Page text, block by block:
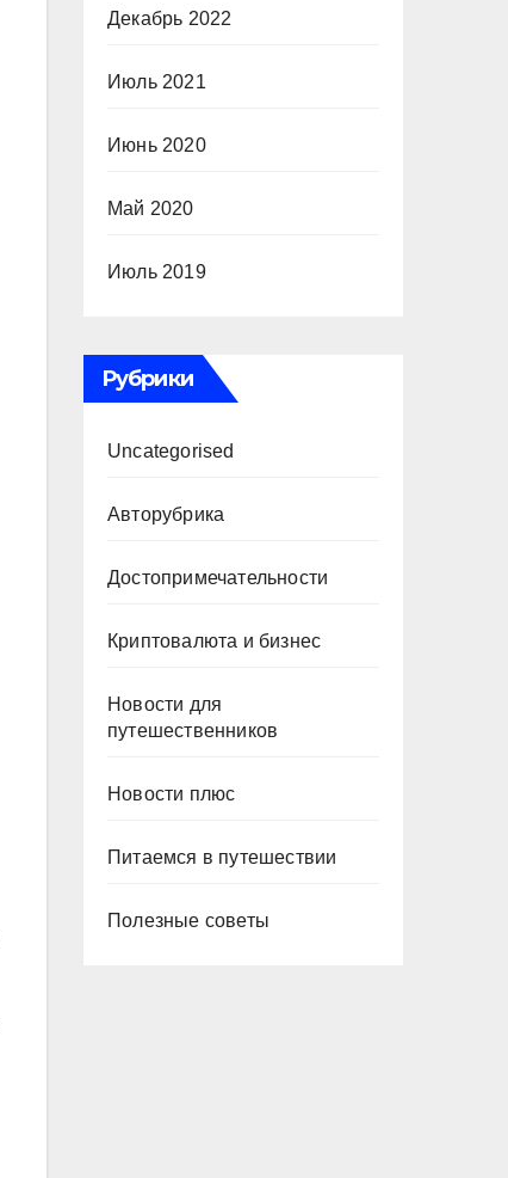
Декабрь 2022
Июль 2021
Июнь 2020
Май 2020
Июль 2019
Рубрики
Uncategorised
Авторубрика
Достопримечательности
Криптовалюта и бизнес
Новости для
путешественников
Новости плюс
Питаемся в путешествии
Полезные советы